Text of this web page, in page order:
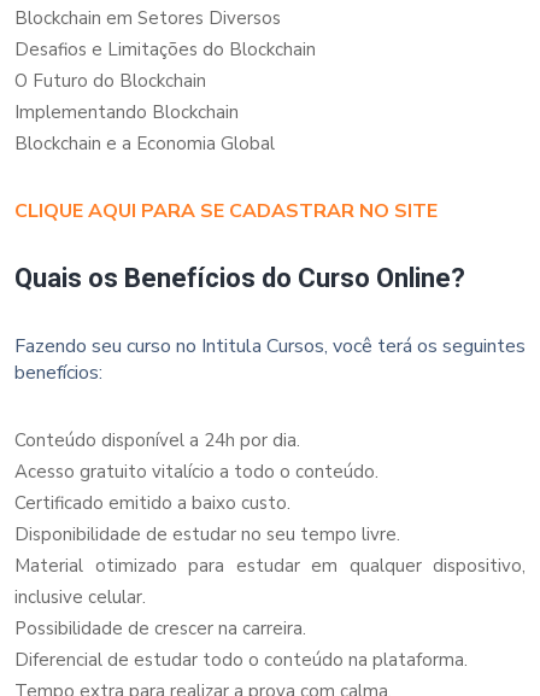
Blockchain em Setores Diversos
Desafios e Limitações do Blockchain
O Futuro do Blockchain
Implementando Blockchain
Blockchain e a Economia Global
CLIQUE AQUI PARA SE CADASTRAR NO SITE
Quais os Benefícios do Curso Online?
Fazendo seu curso no Intitula Cursos, você terá os seguintes
benefícios:
Conteúdo disponível a 24h por dia.
Acesso gratuito vitalício a todo o conteúdo.
Certificado emitido a baixo custo.
Disponibilidade de estudar no seu tempo livre.
Material otimizado para estudar em qualquer dispositivo,
inclusive celular.
Possibilidade de crescer na carreira.
Diferencial de estudar todo o conteúdo na plataforma.
Tempo extra para realizar a prova com calma.